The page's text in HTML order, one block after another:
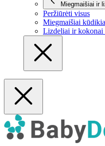
Miegmaišiai ir
Peržiūrėti visus
Miegmaišiai
Lizdeliai ir kokonai